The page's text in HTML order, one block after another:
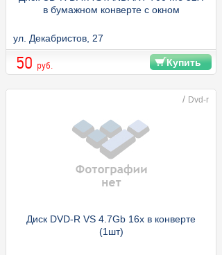
в бумажном конверте с окном
ул. Декабристов, 27
50 руб. Купить
/ Dvd-r
Диск DVD-R VS 4.7Gb 16x в конверте
(1шт)